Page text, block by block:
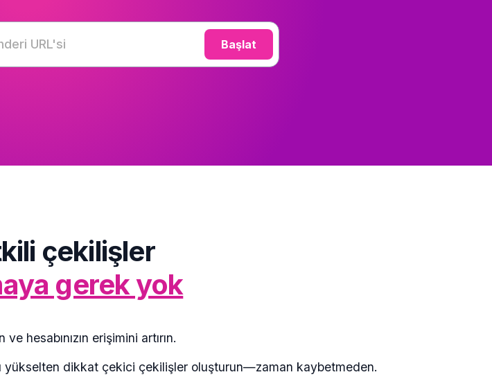
Başlat
çekilişler
gerek yok
hesabınızın erişimini artırın.
yükselten dikkat çekici çekilişler oluşturun—zaman kaybetmeden.